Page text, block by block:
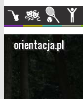
MuzykaKultura Sport